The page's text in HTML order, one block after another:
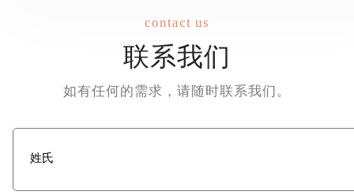
contact us
联系我们
如有任何的需求，请随时联系我们。